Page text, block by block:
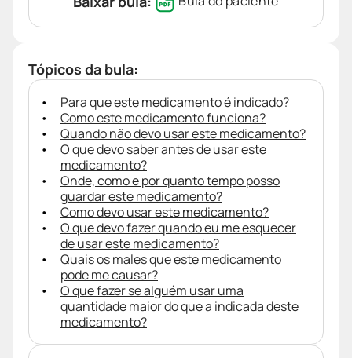
Tópicos da bula:
Para que este medicamento é indicado?
Como este medicamento funciona?
Quando não devo usar este medicamento?
O que devo saber antes de usar este
medicamento?
Onde, como e por quanto tempo posso
guardar este medicamento?
Como devo usar este medicamento?
O que devo fazer quando eu me esquecer
de usar este medicamento?
Quais os males que este medicamento
pode me causar?
O que fazer se alguém usar uma
quantidade maior do que a indicada deste
medicamento?